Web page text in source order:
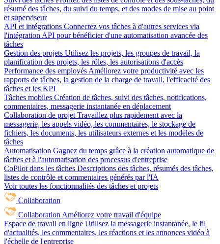
résumé des tâches, du suivi du temps, et des modes de mise au point
et superviseur
API et intégrations Connectez vos tâches à d'autres services via
l'intégration API pour bénéficier d'une automatisation avancée des
tâches
Gestion des projets Utilisez les projets, les groupes de travail, la
planification des projets, les rôles, les autorisations d'accès
Performance des employés Améliorez votre productivité avec les
rapports de tâches, la gestion de la charge de travail, l'efficacité des
tâches et les KPI
Tâches mobiles Création de tâches, suivi des tâches, notifications,
commentaires, messagerie instantanée en déplacement
Collaboration de projet Travaillez plus rapidement avec la
messagerie, les appels vidéo, les commentaires, le stockage de
fichiers, les documents, les utilisateurs externes et les modèles de
tâches
Automatisation Gagnez du temps grâce à la création automatique de
tâches et à l'automatisation des processus d'entreprise
CoPilot dans les tâches Descriptions des tâches, résumés des tâches,
listes de contrôle et commentaires générés par l'IA
Voir toutes les fonctionnalités des tâches et projets
Collaboration
Collaboration Améliorez votre travail d'équipe
Espace de travail en ligne Utilisez la messagerie instantanée, le fil
d'actualités, les commentaires, les réactions et les annonces vidéo à
l'échelle de l'entreprise